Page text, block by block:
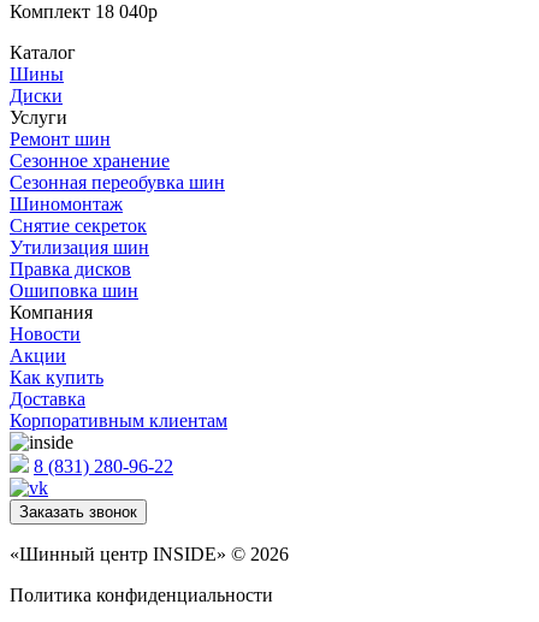
Комплект 18 040р
Каталог
Шины
Диски
Услуги
Ремонт шин
Сезонное хранение
Сезонная переобувка шин
Шиномонтаж
Снятие секреток
Утилизация шин
Правка дисков
Ошиповка шин
Компания
Новости
Акции
Как купить
Доставка
Корпоративным клиентам
8 (831) 280-96-22
Заказать звонок
«Шинный центр INSIDE» © 2026
Политика конфиденциальности